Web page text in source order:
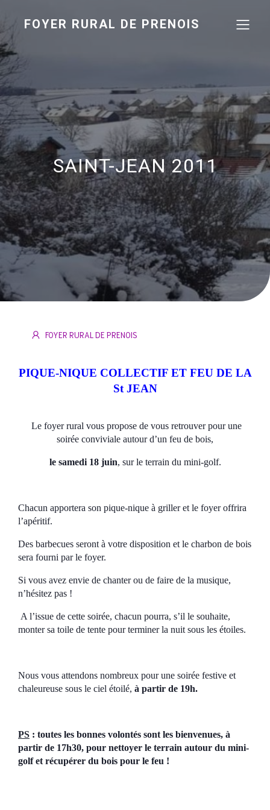
FOYER RURAL DE PRENOIS
SAINT-JEAN 2011
FOYER RURAL DE PRENOIS
PIQUE-NIQUE COLLECTIF ET FEU DE LA
St JEAN
Le foyer rural vous propose de vous retrouver pour une
soirée conviviale autour d’un feu de bois,
le samedi 18 juin, sur le terrain du mini-golf.
Chacun apportera son pique-nique à griller et le foyer offrira
l’apéritif.
Des barbecues seront à votre disposition et le charbon de bois
sera fourni par le foyer.
Si vous avez envie de chanter ou de faire de la musique,
n’hésitez pas !
A l’issue de cette soirée, chacun pourra, s’il le souhaite,
monter sa toile de tente pour terminer la nuit sous les étoiles.
Nous vous attendons nombreux pour une soirée festive et
chaleureuse sous le ciel étoilé, à partir de 19h.
PS : toutes les bonnes volontés sont les bienvenues, à
partir de 17h30, pour nettoyer le terrain autour du mini-
golf et récupérer du bois pour le feu !